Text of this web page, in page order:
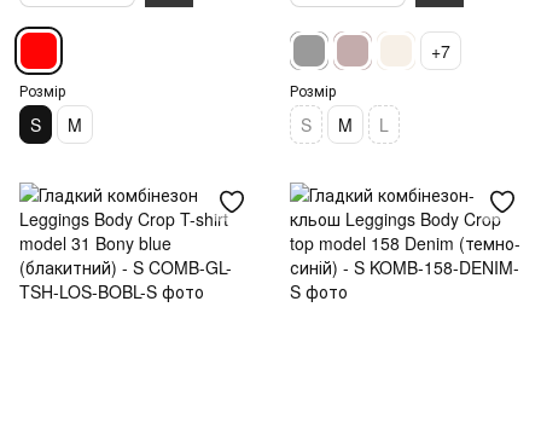
Розмір
S M
+7
Розмір
S M L